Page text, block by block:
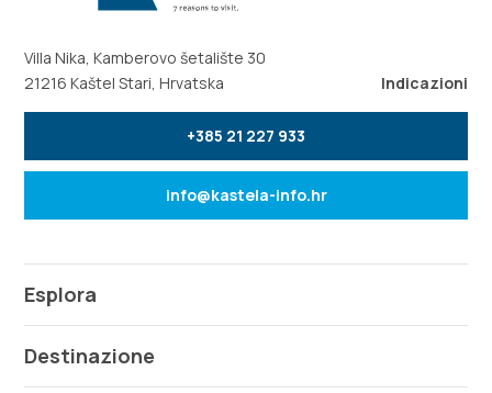
Villa Nika, Kamberovo šetalište 30
21216 Kaštel Stari, Hrvatska
Indicazioni
+385 21 227 933
info@kastela-info.hr
Esplora
Destinazione